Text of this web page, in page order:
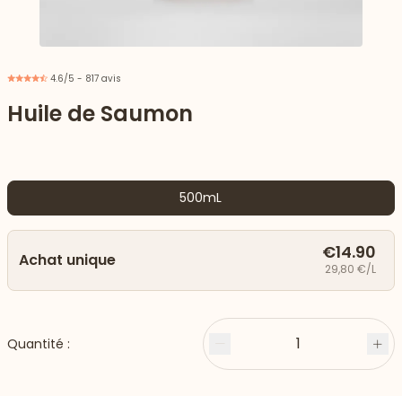
vers le bas
4.6/5 - 817 avis
Huile de Saumon
500mL
Achat unique €14.90
29,80 €/L
Quantité : Moins 1